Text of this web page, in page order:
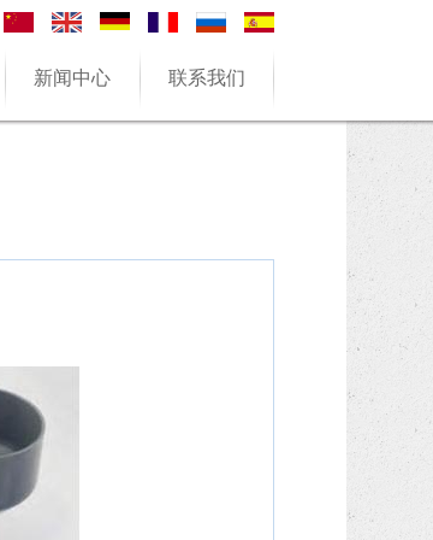
新闻中心 联系我们